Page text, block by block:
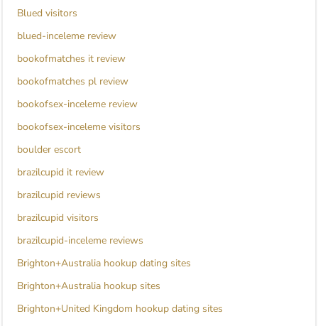
Blued visitors
blued-inceleme review
bookofmatches it review
bookofmatches pl review
bookofsex-inceleme review
bookofsex-inceleme visitors
boulder escort
brazilcupid it review
brazilcupid reviews
brazilcupid visitors
brazilcupid-inceleme reviews
Brighton+Australia hookup dating sites
Brighton+Australia hookup sites
Brighton+United Kingdom hookup dating sites